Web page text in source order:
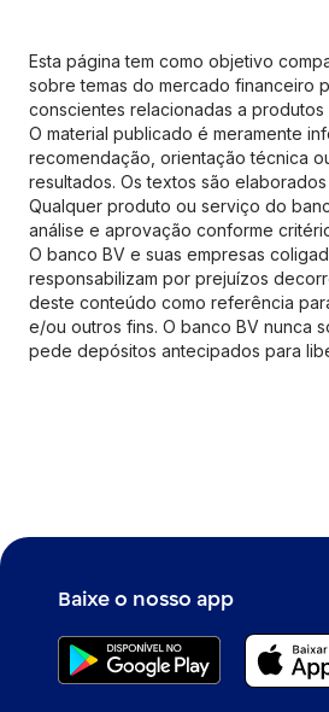
Esta página tem como objetivo
sobre temas do mercado financeiro
conscientes relacionadas a
O material publicado é meramente
recomendação, orientação técnica
resultados. Os textos são
Qualquer produto ou serviço do
análise e aprovação conforme
O banco BV e suas empresas
responsabilizam por prejuízos
deste conteúdo como referência
e/ou outros fins. O banco BV nunca
pede depósitos antecipados para
Baixe o nosso app